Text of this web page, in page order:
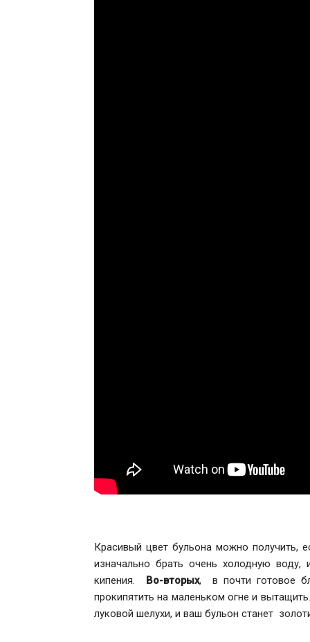
Красивый цвет бульона можно получить,
изначально брать очень холодную
кипения.
Во-вторых, в почти готовое
прокипятить на маленьком огне и
луковой шелухи, и ваш бульон станет